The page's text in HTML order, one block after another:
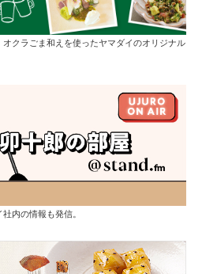
クラごま和えを使ったヤマダイのオリジナル
内の情報も発信。